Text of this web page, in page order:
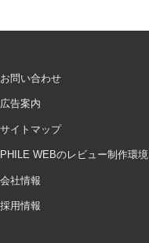
お問い合わせ
広告案内
サイトマップ
PHILE WEBのレビュー制作環境
会社情報
採用情報